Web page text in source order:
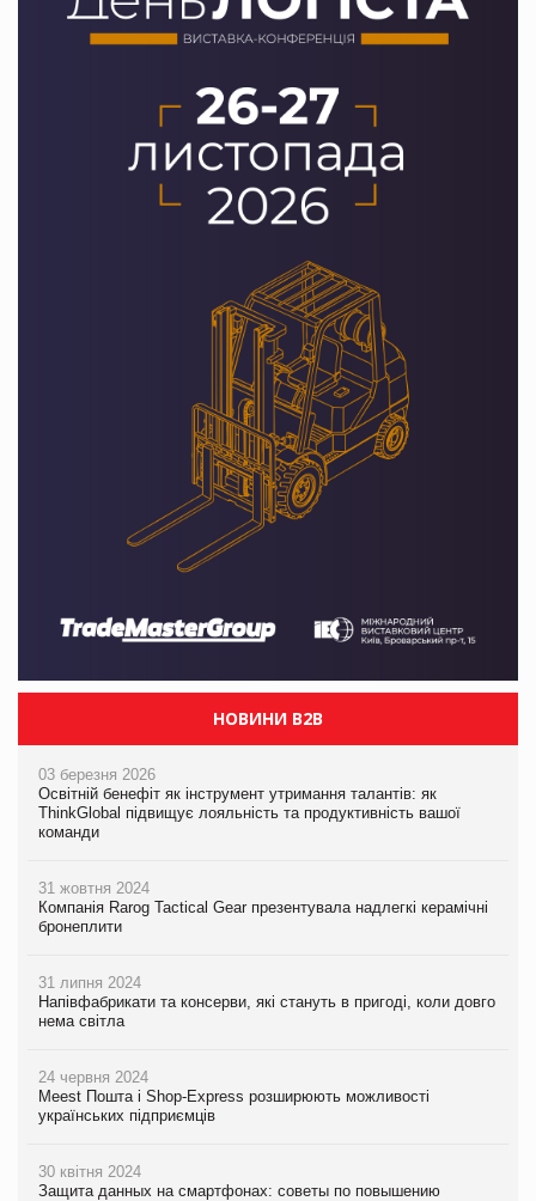
НОВИНИ B2B
03 березня 2026
Освітній бенефіт як інструмент утримання талантів: як
ThinkGlobal підвищує лояльність та продуктивність вашої
команди
31 жовтня 2024
Компанія Rarog Tactical Gear презентувала надлегкі керамічні
бронеплити
31 липня 2024
Напівфабрикати та консерви, які стануть в пригоді, коли довго
нема світла
24 червня 2024
Meest Пошта і Shop-Express розширюють можливості
українських підприємців
30 квітня 2024
Защита данных на смартфонах: советы по повышению